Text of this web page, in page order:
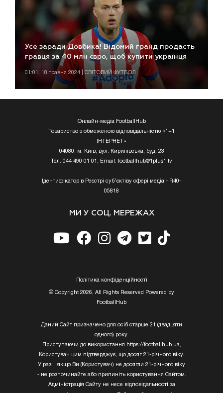
Усе заради Довбика! Відомий гранд продасть
гравця за 40 млн євро, щоб купити українця
01:01, 18 травня 2024 | СВІТОВИЙ ФУТБОЛ
Онлайн-медіа FootballHub
Товариство з обмеженою відповідальністю «1+1
ІНТЕРНЕТ»
04080, м. Київ, вул. Кирилівська, буд. 23
Тел. 044 490 01 01, Email: footballhub@1plus1.tv
Ідентифікатор в Реєстрі суб’єктіву сфері медіа - R40-
05818
МИ У СОЦ. МЕРЕЖАХ
Полiтика конфiденцiйностi
© Copyright 2026, All Rights Reserved Powered by
FootballHub
Даний Сайт призначено для осіб старше 21 (двадцяти
одного) року.
Приступаючи до використання https://footballhub.ua,
Користувач цим підтверджує, що досяг 21-річного віку.
У разі , якщо Ви (Користувач) не досягли 21-річного віку
- не розпочинайте або припиніть користування Сайтом.
Адміністрація Сайту не несе відповідальності за